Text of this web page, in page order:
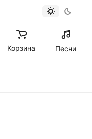
Корзина Песни